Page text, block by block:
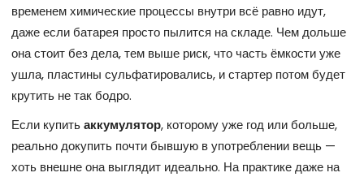
временем химические процессы внутри всё равно идут,
даже если батарея просто пылится на складе. Чем дольше
она стоит без дела, тем выше риск, что часть ёмкости уже
ушла, пластины сульфатировались, и стартер потом будет
крутить не так бодро.
Если купитьаккумулятор, которому уже год или больше,
реально докупить почти бывшую в употреблении вещь —
хоть внешне она выглядит идеально. На практике даже на